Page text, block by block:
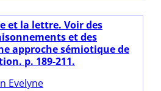
et la lettre. Voir des
et des
approche sémiotique de
p. 189-211.
Evelyne